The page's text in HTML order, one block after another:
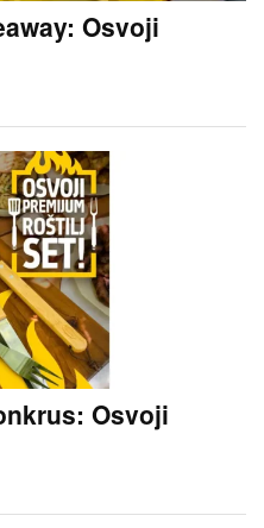
Osvoji
Osvoji